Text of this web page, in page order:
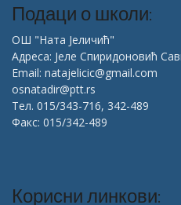
Подаци о школи:
ОШ "Ната Јеличић"
Адреса: Јеле Спиридоновић
Email: natajelicic@gmail.com
osnatadir@ptt.rs
Тел. 015/343-716, 342-489
Факс: 015/342-489
Корисни линкови: